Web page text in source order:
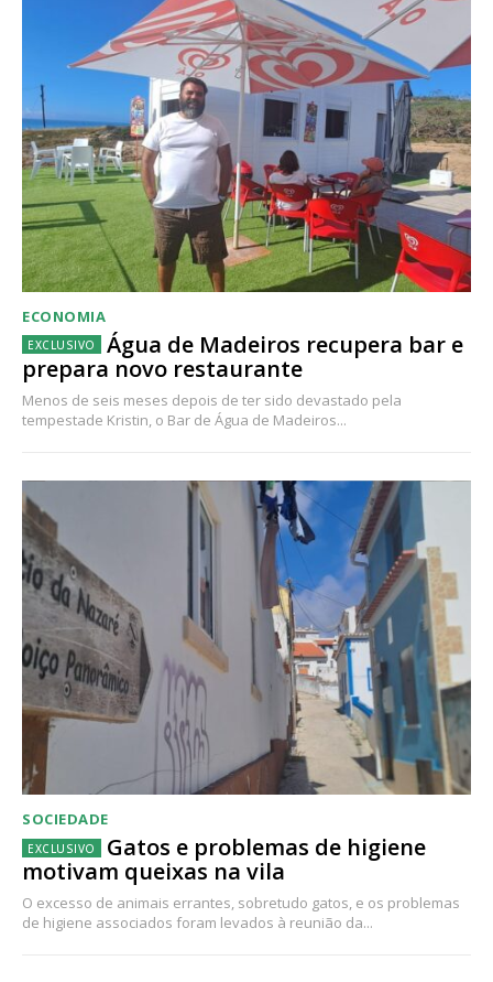
ECONOMIA
Água de Madeiros recupera bar e
prepara novo restaurante
Menos de seis meses depois de ter sido devastado pela
tempestade Kristin, o Bar de Água de Madeiros...
SOCIEDADE
Gatos e problemas de higiene
motivam queixas na vila
O excesso de animais errantes, sobretudo gatos, e os problemas
de higiene associados foram levados à reunião da...